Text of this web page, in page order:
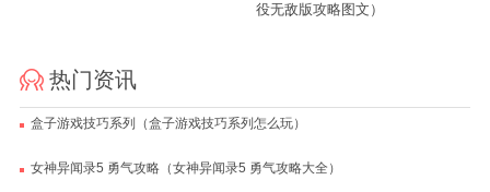
役无敌版攻略图文）
热门资讯
盒子游戏技巧系列（盒子游戏技巧系列怎么玩）
女神异闻录5 勇气攻略（女神异闻录5 勇气攻略大全）